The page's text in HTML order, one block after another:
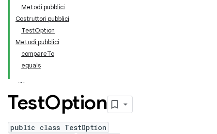
Metodi pubblici
Costruttori pubblici
TestOption
Metodi pubblici
compareTo
equals
TestOption
public class TestOption